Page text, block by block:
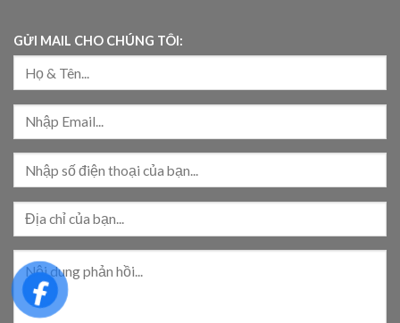
GỬI MAIL CHO CHÚNG TÔI: